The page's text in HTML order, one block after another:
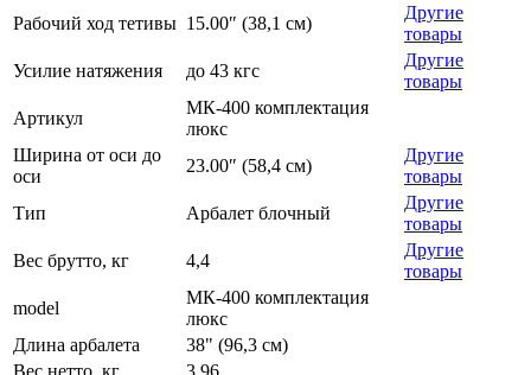
Рабочий ход тетивы 15.00″ (38,1 см)
Другие
товары
Усилие натяжения
до 43 кгс
Другие
товары
Артикул
МК-400 комплектация
люкс
Ширина от оси до
оси
23.00″ (58,4 см)
Другие
товары
Тип
Арбалет блочный
Другие
товары
Вес брутто, кг
4,4
Другие
товары
model
МК-400 комплектация
люкс
Длина арбалета
38" (96,3 см)
Вес нетто, кг
3,96